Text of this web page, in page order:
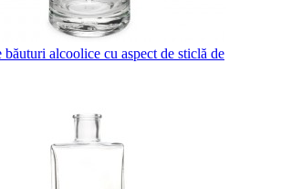
băuturi alcoolice cu aspect de sticlă de